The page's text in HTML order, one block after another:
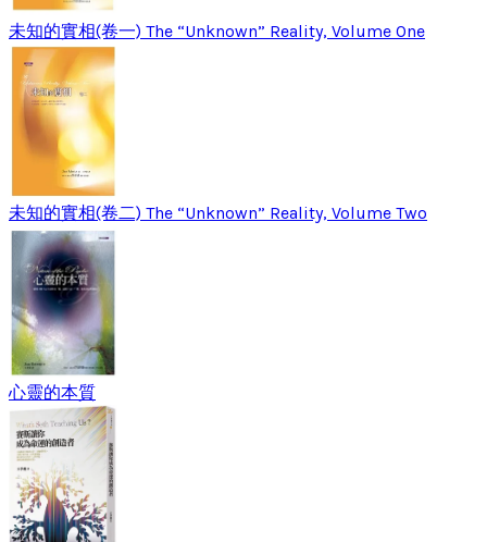
未知的實相(卷一) The “Unknown” Reality, Volume One
未知的實相(卷二) The “Unknown” Reality, Volume Two
心靈的本質